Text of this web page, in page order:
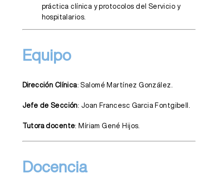
práctica clínica y protocolos del Servicio y
hospitalarios.
Equipo
Dirección Clínica: Salomé Martínez González.
Jefe de Sección: Joan Francesc Garcia Fontgibell.
Tutora docente: Míriam Gené Hijos.
Docencia